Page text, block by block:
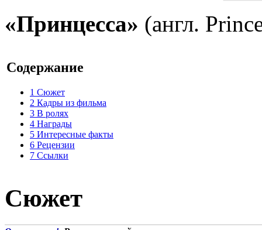
«Принцесса» (англ.
Содержание
1 Сюжет
2 Кадры из фильма
3 В ролях
4 Награды
5 Интересные факты
6 Рецензии
7 Ссылки
Сюжет